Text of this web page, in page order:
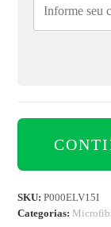
SKU:P000ELV15I
Categorias: